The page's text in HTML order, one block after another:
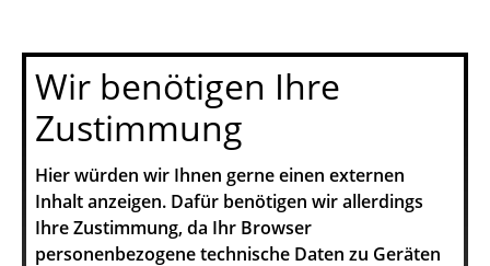
Wir benötigen Ihre
Zustimmung
Hier würden wir Ihnen gerne einen externen
Inhalt anzeigen. Dafür benötigen wir allerdings
Ihre Zustimmung, da Ihr Browser
personenbezogene technische Daten zu Geräten